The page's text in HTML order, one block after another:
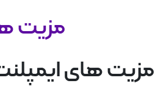
مزیت
مزیت های